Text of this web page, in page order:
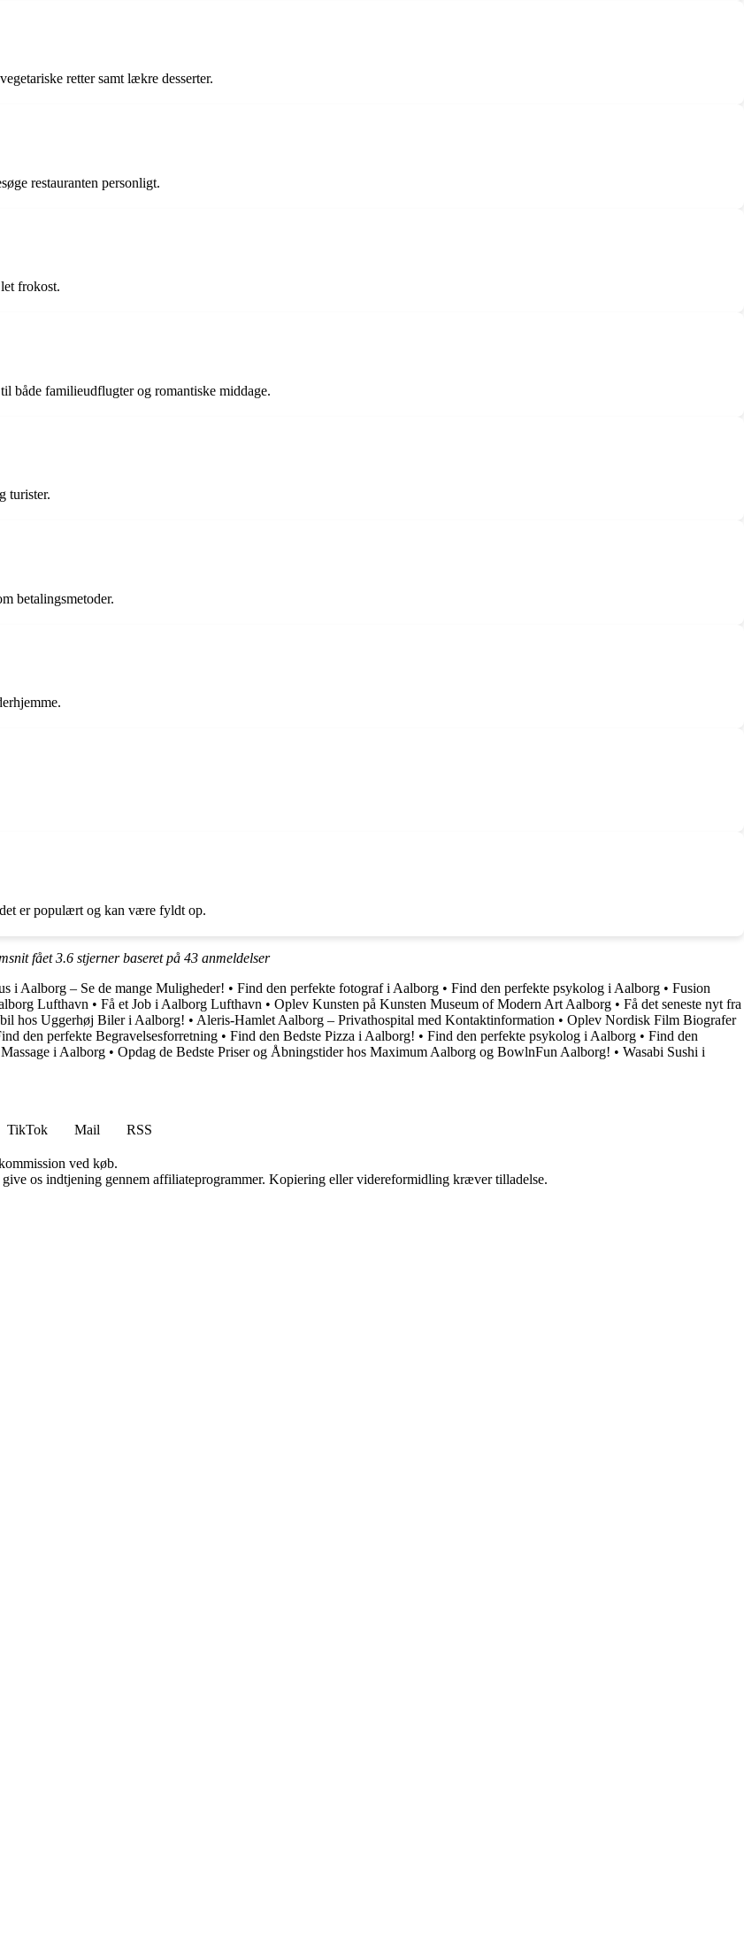
retter samt lækre desserter.
restauranten personligt.
frokost.
både familieudflugter og romantiske middage.
turister.
betalingsmetoder.
er populært og kan være fyldt op.
fået3.6 stjerner baseret på 43 anmeldelser
i Aalborg – Se de mange Muligheder! • Find den perfekte fotograf i Aalborg • Find den perfekte psykolog i Aalborg • Fusion
Lufthavn • Få et Job i Aalborg Lufthavn • Oplev Kunsten på Kunsten Museum of Modern Art Aalborg • Få det seneste nyt fra
hos Uggerhøj Biler i Aalborg! • Aleris-Hamlet Aalborg – Privathospital med Kontaktinformation • Oplev Nordisk Film Biografer
den perfekte Begravelsesforretning • Find den Bedste Pizza i Aalborg! • Find den perfekte psykolog i Aalborg • Find den
i Aalborg • Opdag de Bedste Priser og Åbningstider hos Maximum Aalborg og BowlnFun Aalborg! • Wasabi Sushi i
TikTok Mail
RSS
ved køb.
os indtjening gennem affiliateprogrammer. Kopiering eller videreformidling kræver tilladelse.